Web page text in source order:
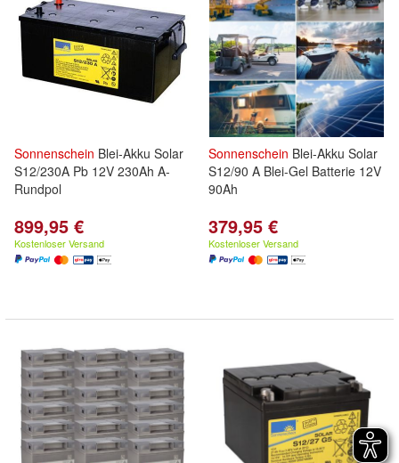
Sonnenschein Blei-Akku Solar
S12/230A Pb 12V 230Ah A-
Rundpol
899,95 €
Kostenloser Versand
Sonnenschein Blei-Akku Solar
S12/90 A Blei-Gel Batterie 12V
90Ah
379,95 €
Kostenloser Versand